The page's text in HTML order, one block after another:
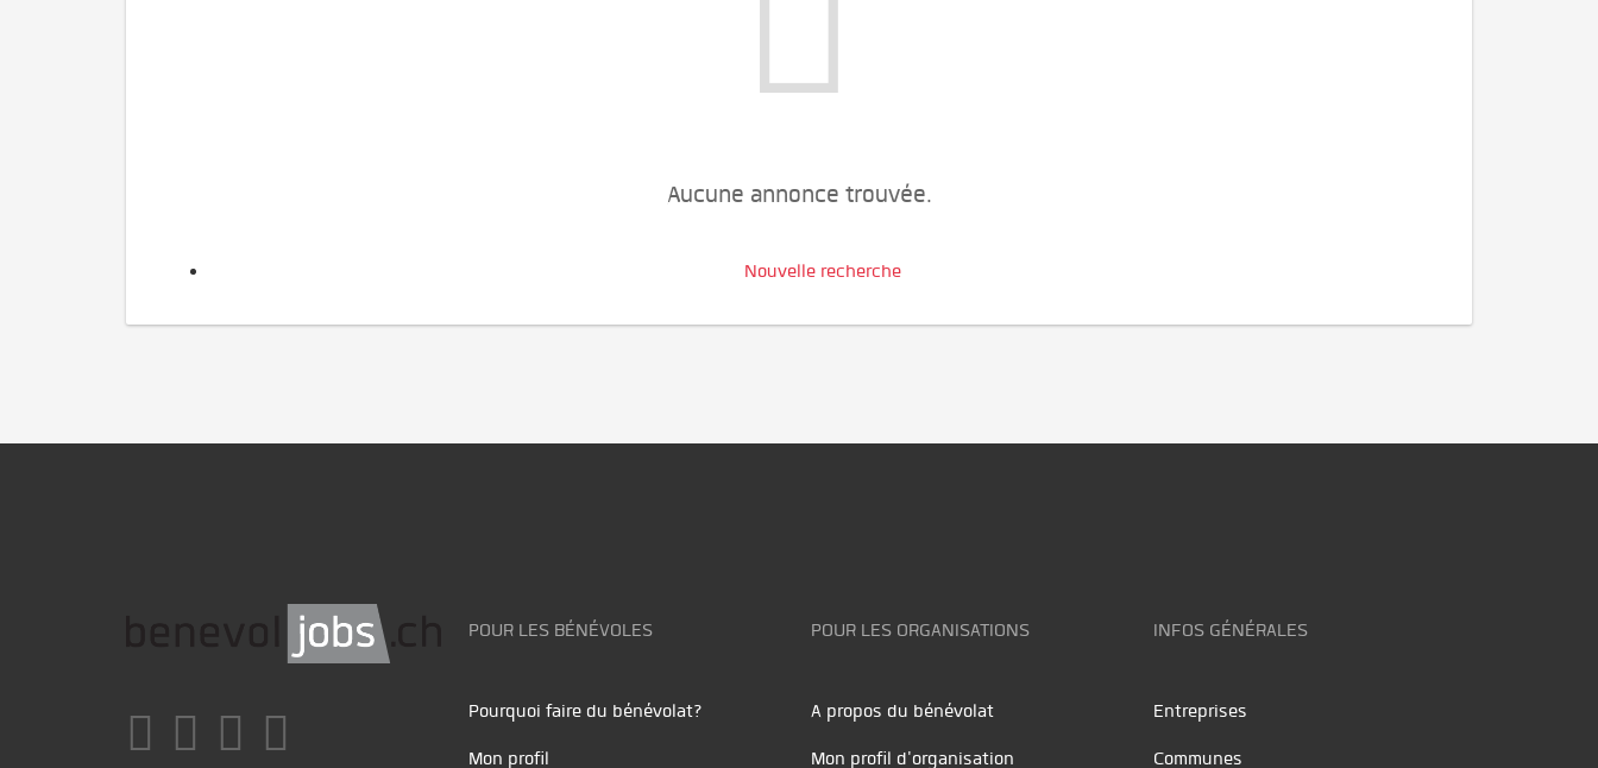
Aucune annonce trouvée.
Nouvelle recherche
POUR LES BÉNÉVOLES
Pourquoi faire du bénévolat?
Mon profil
POUR LES ORGANISATIONS
A propos du bénévolat
Mon profil d'organisation
INFOS GÉNÉRALES
Entreprises
Communes